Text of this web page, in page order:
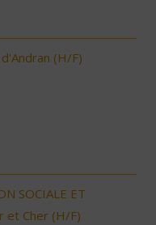
(H/F)
SOCIALE ET
et Cher (H/F)